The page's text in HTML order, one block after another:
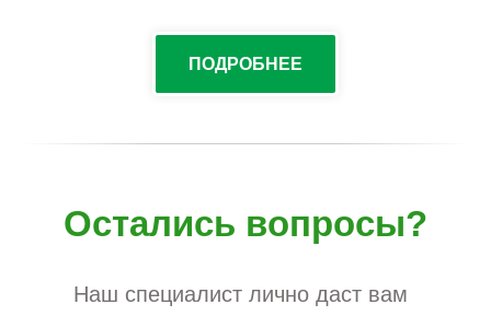
ПОДРОБНЕЕ
Остались вопросы?
Наш специалист лично даст вам